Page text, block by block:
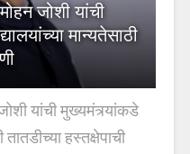
जोशी यांची
मान्यतेसाठी
यांची मुख्यमंत्र्यांकडे
तातडीच्या हस्तक्षेपाची